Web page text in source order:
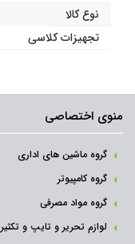
نوع کالا
تجهیزات کلاسی
منوی اختصاصی
گروه ماشین های اداری
گروه کامپیوتر
گروه مواد مصرفی
لوازم تحریر و تایپ و تکثیر